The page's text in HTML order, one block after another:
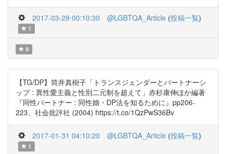
2017-03-29 00:10:30 @LGBTQA_Article (投稿一覧)
1
0
【TG/DP】筒井真樹子「トランスジェンダーとパートナーシ
ップ : 異性愛主義と性別二元制を超えて」赤杉康伸ほか編著
『同性パートナー : 同性婚・DP法を知るために』pp206-
223、社会批評社 (2004) https://t.co/1QzPwS36Bv
2017-01-31 04:10:20 @LGBTQA_Article (投稿一覧)
1